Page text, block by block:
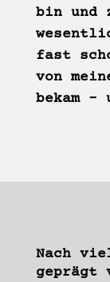
bin und
fast
von
bekam –
Nach
geprägt